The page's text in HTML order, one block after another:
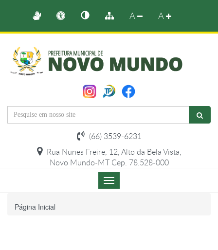
A A
(66) 3539-6231
Rua Nunes Freire, 12, Alto da Bela Vista,
Novo Mundo-MT Cep. 78.528-000
Menu
de
Página Inicial